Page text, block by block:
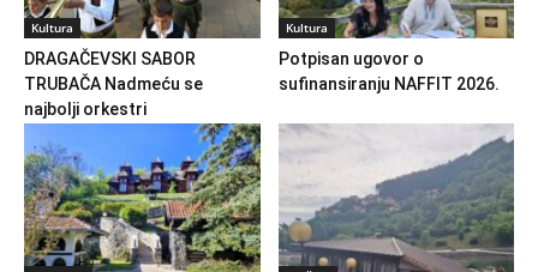
Kultura
DRAGAČEVSKI SABOR
TRUBAČA Nadmeću se
najbolji orkestri
Kultura
Potpisan ugovor o
sufinansiranju NAFFIT 2026.